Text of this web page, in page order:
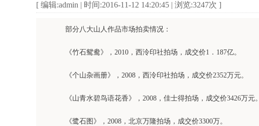
[ 编辑:admin | 时间:2016-11-12 14:20:45 | 浏览:3247次 ]
部分八大山人作品市场拍卖情况：
《竹石鸳鸯》，2010，西泠印社拍场，成交价1．187亿。
《个山杂画册》，2008，西泠印社拍场，成交价2352万元。
《山青水碧鸟语花香》，2008，佳士得拍场，成交价3426万元。
《鹭石图》，2008，北京万隆拍场，成交价3300万。